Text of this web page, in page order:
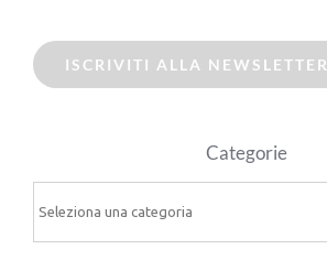
ISCRIVITI ALLA NEWSLETTER
Categorie